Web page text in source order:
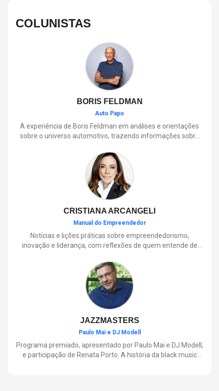
COLUNISTAS
BORIS FELDMAN
Auto Papo
A experiência de Boris Feldman em análises e orientações
sobre o universo automotivo, trazendo informações sobre
que envolve o dia a dia dos motoristas.
CRISTIANA ARCANGELI
Manual do Empreendedor
Notícias e lições práticas sobre empreendedorismo,
inovação e liderança, com reflexões de quem entende de
JAZZMASTERS
Paulo Mai e DJ Modell
Programa premiado, apresentado por Paulo Mai e DJ Modell,
e participação de Renata Porto. A história da black music